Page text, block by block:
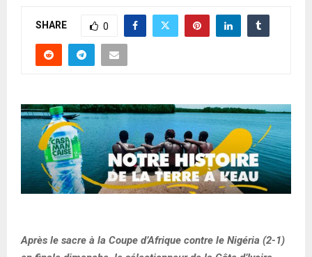
SHARE 0
Après le sacre à la Coupe d’Afrique contre le Nigéria (2-1)